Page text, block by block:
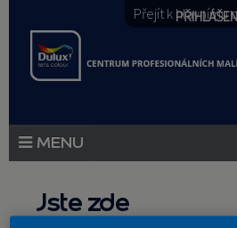
Přejít k hlavnímu
PRODUKTOVÉ NOVINKY
Jste zde